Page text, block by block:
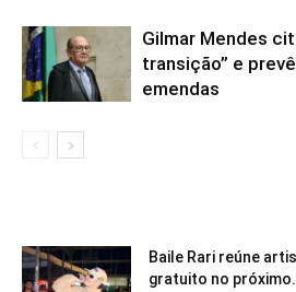
Gilmar Mendes
transição” e
emendas
Baile Rari reúne
gratuito no